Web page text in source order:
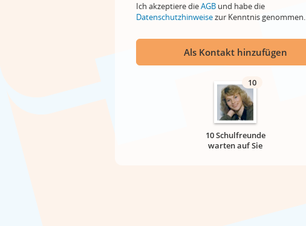
Ich akzeptiere dieAGB und habe die
Datenschutzhinweisezur Kenntnis genommen.
Als Kontakt hinzufügen
10
10 Schulfreunde
warten auf Sie